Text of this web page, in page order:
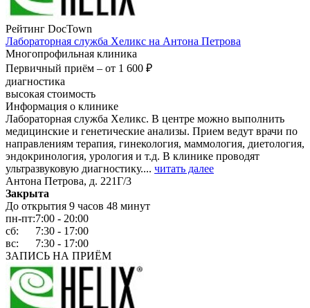
Рейтинг DocTown
Лабораторная служба Хеликс на Антона Петрова
Многопрофильная клиника
Первичный приём – от 1 600 ₽
диагностика
высокая стоимость
Информация о клинике
Лабораторная служба Хеликс. В центре можно выполнить
медицинские и генетические анализы. Прием ведут врачи по
направлениям терапия, гинекология, маммология, диетология,
эндокринология, урология и т.д. В клинике проводят
ультразвуковую диагностику.... читать далее
Антона Петрова, д. 221Г/3
Закрыта
До открытия 9 часов 48 минут
пн-пт:7:00 - 20:00
сб:
7:30 - 17:00
вс:
7:30 - 17:00
ЗАПИСЬ НА ПРИЁМ